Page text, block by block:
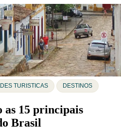
TURISTICAS DESTINOS
as 15 principais
Brasil